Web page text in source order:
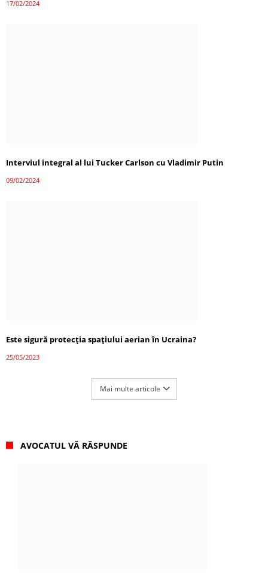
17/02/2024
Interviul integral al lui Tucker Carlson cu Vladimir Putin
09/02/2024
Este sigură protecția spațiului aerian în Ucraina?
25/05/2023
Mai multe articole
AVOCATUL VĂ RĂSPUNDE